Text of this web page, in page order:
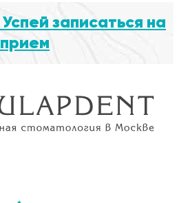
Успей записаться на
прием